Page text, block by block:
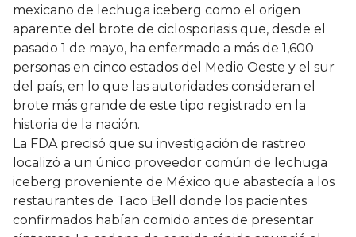
mexicano de lechuga iceberg como el origen
aparente del brote de ciclosporiasis que, desde el
pasado 1 de mayo, ha enfermado a más de 1,600
personas en cinco estados del Medio Oeste y el sur
del país, en lo que las autoridades consideran el
brote más grande de este tipo registrado en la
historia de la nación.
La FDA precisó que su investigación de rastreo
localizó a un único proveedor común de lechuga
iceberg proveniente de México que abastecía a los
restaurantes de Taco Bell donde los pacientes
confirmados habían comido antes de presentar